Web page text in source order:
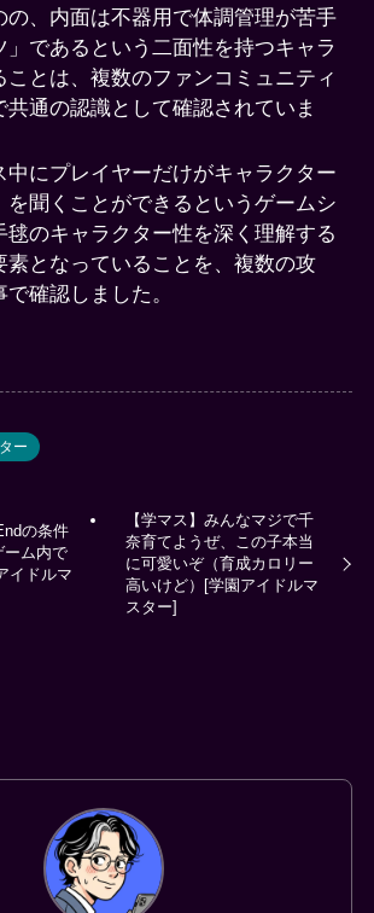
の、内面は不器用で体調管理が苦手
」であるという二面性を持つキャラ
ことは、複数のファンコミュニティ
共通の認識として確認されていま
中にプレイヤーだけがキャラクター
を聞くことができるというゲームシ
毬のキャラクター性を深く理解する
素となっていることを、複数の攻
確認しました。
ー
の条件
ーム内で
イドルマ
【学マス】みんなマジで千
奈育てようぜ、この子本当
に可愛いぞ（育成カロリー
高いけど）[学園アイドルマ
スター]